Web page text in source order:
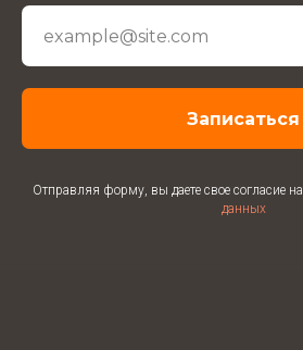
Записаться
Отправляя форму, вы даете свое согласие на
данных